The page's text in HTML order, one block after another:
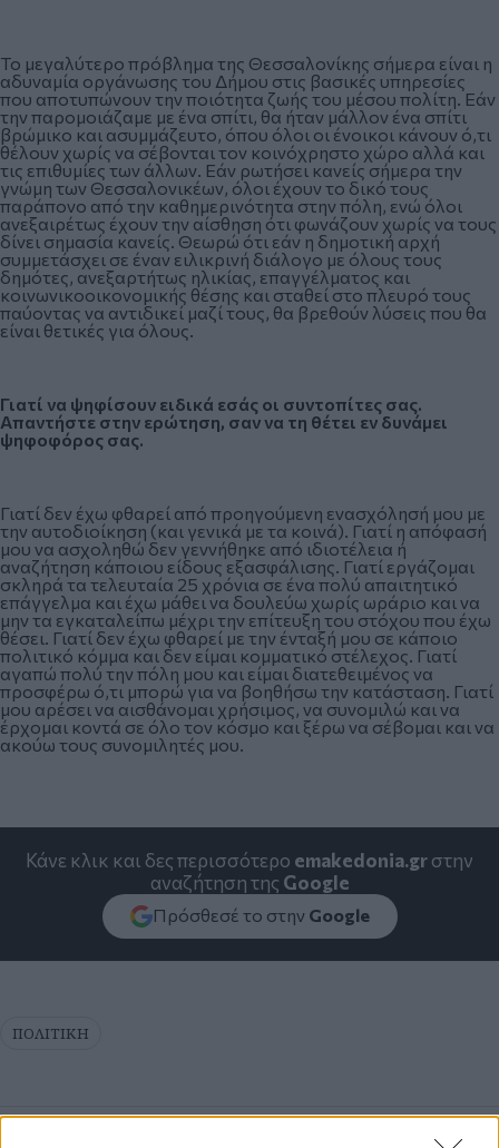
Το μεγαλύτερο πρόβλημα της Θεσσαλονίκης σήμερα είναι η
αδυναμία οργάνωσης του Δήμου στις βασικές υπηρεσίες
που αποτυπώνουν την ποιότητα ζωής του μέσου πολίτη. Εάν
την παρομοιάζαμε με ένα σπίτι, θα ήταν μάλλον ένα σπίτι
βρώμικο και ασυμμάζευτο, όπου όλοι οι ένοικοι κάνουν ό,τι
θέλουν χωρίς να σέβονται τον κοινόχρηστο χώρο αλλά και
τις επιθυμίες των άλλων. Εάν ρωτήσει κανείς σήμερα την
γνώμη των Θεσσαλονικέων, όλοι έχουν το δικό τους
παράπονο από την καθημερινότητα στην πόλη, ενώ όλοι
ανεξαιρέτως έχουν την αίσθηση ότι φωνάζουν χωρίς να τους
δίνει σημασία κανείς. Θεωρώ ότι εάν η δημοτική αρχή
συμμετάσχει σε έναν ειλικρινή διάλογο με όλους τους
δημότες, ανεξαρτήτως ηλικίας, επαγγέλματος και
κοινωνικοοικονομικής θέσης και σταθεί στο πλευρό τους
παύοντας να αντιδικεί μαζί τους, θα βρεθούν λύσεις που θα
είναι θετικές για όλους.
Γιατί να ψηφίσουν ειδικά εσάς οι συντοπίτες σας.
Απαντήστε στην ερώτηση, σαν να τη θέτει εν δυνάμει
ψηφοφόρος σας.
Γιατί δεν έχω φθαρεί από προηγούμενη ενασχόλησή μου με
την αυτοδιοίκηση (και γενικά με τα κοινά). Γιατί η απόφασή
μου να ασχοληθώ δεν γεννήθηκε από ιδιοτέλεια ή
αναζήτηση κάποιου είδους εξασφάλισης. Γιατί εργάζομαι
σκληρά τα τελευταία 25 χρόνια σε ένα πολύ απαιτητικό
επάγγελμα και έχω μάθει να δουλεύω χωρίς ωράριο και να
μην τα εγκαταλείπω μέχρι την επίτευξη του στόχου που έχω
θέσει. Γιατί δεν έχω φθαρεί με την ένταξή μου σε κάποιο
πολιτικό κόμμα και δεν είμαι κομματικό στέλεχος. Γιατί
αγαπώ πολύ την πόλη μου και είμαι διατεθειμένος να
προσφέρω ό,τι μπορώ για να βοηθήσω την κατάσταση. Γιατί
μου αρέσει να αισθάνομαι χρήσιμος, να συνομιλώ και να
έρχομαι κοντά σε όλο τον κόσμο και ξέρω να σέβομαι και να
ακούω τους συνομιλητές μου.
Κάνε κλικ και δες περισσότερο emakedonia.grστην
αναζήτηση της Google
Πρόσθεσέ το στην Google
ΠΟΛΙΤΙΚΗ